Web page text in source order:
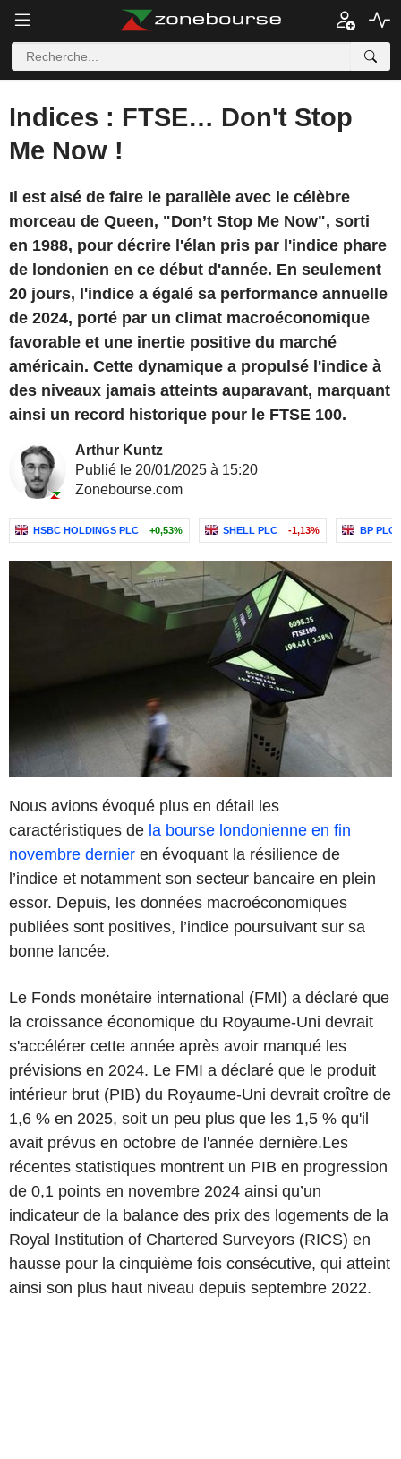
Indices : FTSE… Don't Stop
Me Now !
Il est aisé de faire le parallèle avec le célèbre
morceau de Queen, "Don’t Stop Me Now", sorti
en 1988, pour décrire l'élan pris par l'indice phare
de londonien en ce début d'année. En seulement
20 jours, l'indice a égalé sa performance annuelle
de 2024, porté par un climat macroéconomique
favorable et une inertie positive du marché
américain. Cette dynamique a propulsé l'indice à
des niveaux jamais atteints auparavant, marquant
ainsi un record historique pour le FTSE 100.
Arthur Kuntz
Publié le 20/01/2025 à 15:20
Zonebourse.com
HSBC HOLDINGS PLC +0,53% SHELL PLC -1,13% BP PLC
Nous avions évoqué plus en détail les
caractéristiques de la bourse londonienne en fin
novembre dernier en évoquant la résilience de
l’indice et notamment son secteur bancaire en plein
essor. Depuis, les données macroéconomiques
publiées sont positives, l’indice poursuivant sur sa
bonne lancée.
Le Fonds monétaire international (FMI) a déclaré que
la croissance économique du Royaume-Uni devrait
s'accélérer cette année après avoir manqué les
prévisions en 2024. Le FMI a déclaré que le produit
intérieur brut (PIB) du Royaume-Uni devrait croître de
1,6 % en 2025, soit un peu plus que les 1,5 % qu'il
avait prévus en octobre de l'année dernière.Les
récentes statistiques montrent un PIB en progression
de 0,1 points en novembre 2024 ainsi qu’un
indicateur de la balance des prix des logements de la
Royal Institution of Chartered Surveyors (RICS) en
hausse pour la cinquième fois consécutive, qui atteint
ainsi son plus haut niveau depuis septembre 2022.